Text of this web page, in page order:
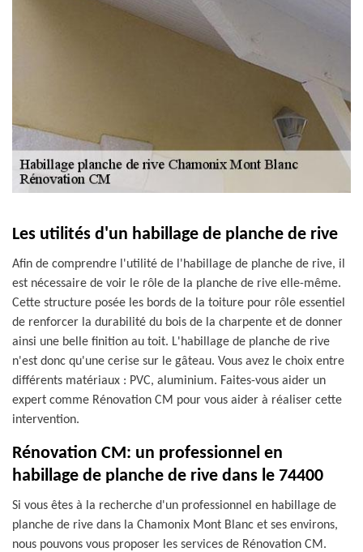
Les utilités d'un habillage de planche de rive
Afin de comprendre l'utilité de l'habillage de planche de rive, il
est nécessaire de voir le rôle de la planche de rive elle-même.
Cette structure posée les bords de la toiture pour rôle essentiel
de renforcer la durabilité du bois de la charpente et de donner
ainsi une belle finition au toit. L'habillage de planche de rive
n'est donc qu'une cerise sur le gâteau. Vous avez le choix entre
différents matériaux : PVC, aluminium. Faites-vous aider un
expert comme Rénovation CM pour vous aider à réaliser cette
intervention.
Rénovation CM: un professionnel en
habillage de planche de rive dans le 74400
Si vous êtes à la recherche d'un professionnel en habillage de
planche de rive dans la Chamonix Mont Blanc et ses environs,
nous pouvons vous proposer les services de Rénovation CM.